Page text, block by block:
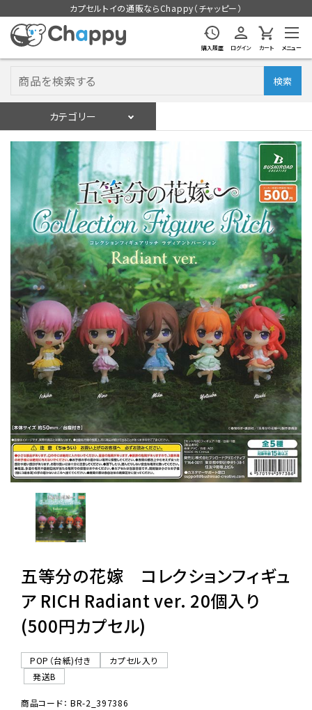
カプセルトイの通販ならChappy（チャッピー）
購入履歴 ログイン カート メニュー
検索
カテゴリー
ログイン
入荷スケジュールをチェック
カプセルトイマシン本体
カプセルトイ
販促用空カプセル
レンタル
景品・玩具・文具
販促用カプセルトイ
よくあるご質問
06-6282-7659
五等分の花嫁 コレクションフィギュ
ア RICH Radiant ver. 20個入り
(500円カプセル)
POP（台紙)付き
カプセル入り
発送B
商品コード： BR-2_397386